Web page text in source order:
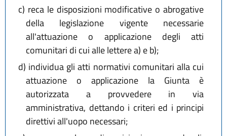
c) reca le disposizioni modificative o abrogative
della legislazione vigente necessarie
all'attuazione o applicazione degli atti
comunitari di cui alle lettere a) e b);
d) individua gli atti normativi comunitari alla cui
attuazione o applicazione la Giunta è
autorizzata a provvedere in via
amministrativa, dettando i criteri ed i principi
direttivi all'uopo necessari;